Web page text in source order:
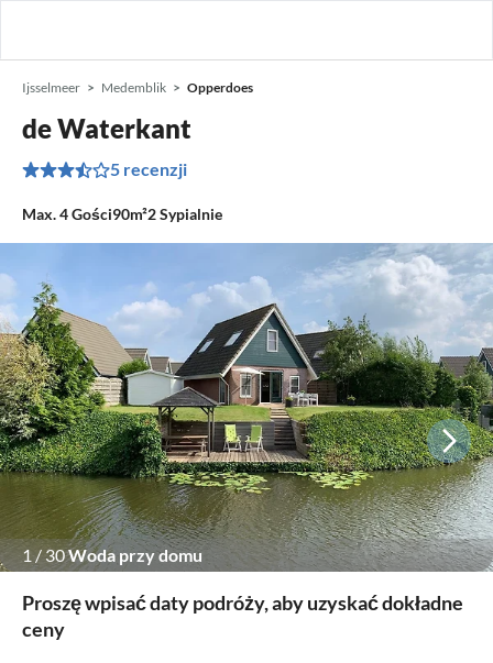
Ijsselmeer Medemblik Opperdoes
de Waterkant
5 recenzji
Max.4Gości90m²2Sypialnie
1/30Woda przy domu
Proszę wpisać daty podróży, aby uzyskać dokładne
ceny